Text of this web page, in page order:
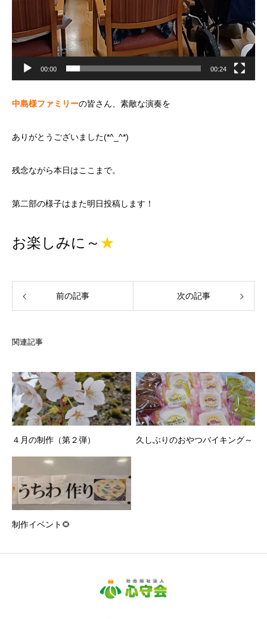
00:00 00:24
中島様ファミリ ーの皆さん、素敵な演奏を
ありがとうございました(*^_^*)
残念ながら本日はここまで。
第二部の様子はまた明日投稿します！
お楽しみに～ ★
前の記事 次の記事
関連記事
４月の制作（第２弾） 久しぶりのおやつバイキング～
制作イベント🌻